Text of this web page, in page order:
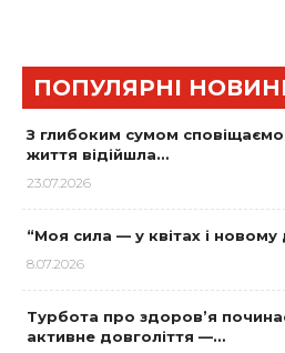
ПОПУЛЯРНІ
З глибоким сумом
життя відійшла…
23.07.2026
“Моя сила — у квітах і новому
8.07.2026
Турбота про здоров’я
активне довголіття —…